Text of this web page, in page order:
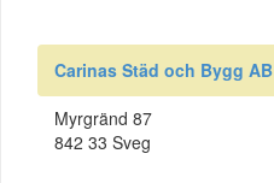
Carinas Städ och Bygg AB
Myrgränd 87
842 33 Sveg